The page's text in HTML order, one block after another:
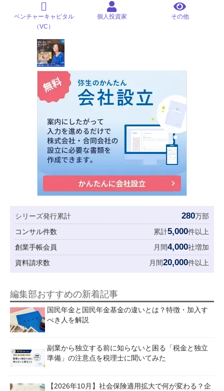
ベンチャーキャピタル
（VC）
個人投資家 その他
シリーズ発行累計 280万部
コンサル件数
累計5,000件以上
創業手帳会員
月間4,000社増加
資料請求数
月間20,000件以上
編集部おすすめの新着記事
国民年金と国民年金基金の違いとは？特徴・加入す
べき人を解説
副業から独立する前に知らないと困る「税金と独立
準備」の注意点を税理士に聞いてみた
【2026年10月】社会保険適用拡大で何が変わる？企